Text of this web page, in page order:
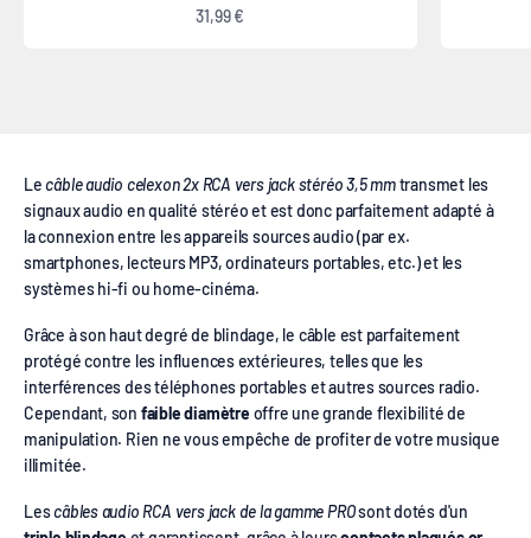
Prix de vente
31,99 €
Câble audio 2x RCA vers stéréo jack 3,5mm
Lecâble audio celexon 2x RCA vers jack stéréo 3,5 mmtransmet les
signaux audio en qualité stéréo et est donc parfaitement adapté à
la connexion entre les appareils sources audio (par ex.
smartphones, lecteurs MP3, ordinateurs portables, etc.) et les
systèmes hi-fi ou home-cinéma.
Grâce à son haut degré de blindage, le câble est parfaitement
protégé contre les influences extérieures, telles que les
interférences des téléphones portables et autres sources radio.
Cependant, son faible diamètreoffre une grande flexibilité de
manipulation. Rien ne vous empêche de profiter de votre musique
illimitée.
Lescâbles audio RCA vers jack de la gamme PROsont dotés d'un